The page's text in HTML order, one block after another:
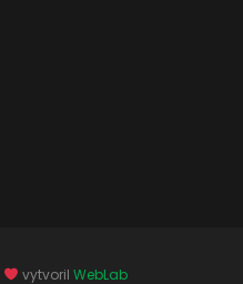
vytvoril WebLab